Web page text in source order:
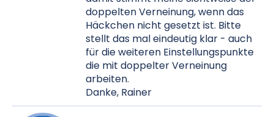
doppelten Verneinung, wenn das
Häckchen nicht gesetzt ist. Bitte
stellt das mal eindeutig klar - auch
für die weiteren Einstellungspunkte
die mit doppelter Verneinung
arbeiten.
Danke, Rainer